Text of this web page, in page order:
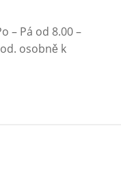
– Pá od 8.00 –
osobně k